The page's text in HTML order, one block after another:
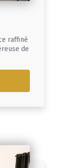
raffiné
de